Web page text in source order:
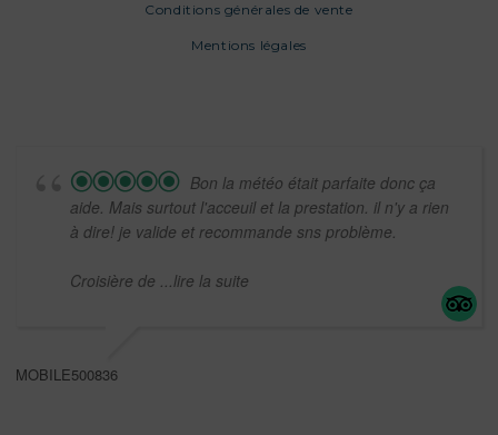
Conditions générales de vente
Mentions légales
Bon la météo était parfaite donc ça
aide. Mais surtout l'acceuil et la prestation. il n'y a rien
à dire! je valide et recommande sns problème.
Croisière de ...lire la suite
MOBILE500836